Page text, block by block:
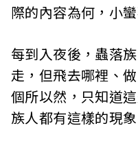
際的內容為何，小
每到入夜後，蟲落
走，但飛去哪裡、
個所以然，只知道
族人都有這樣的現象